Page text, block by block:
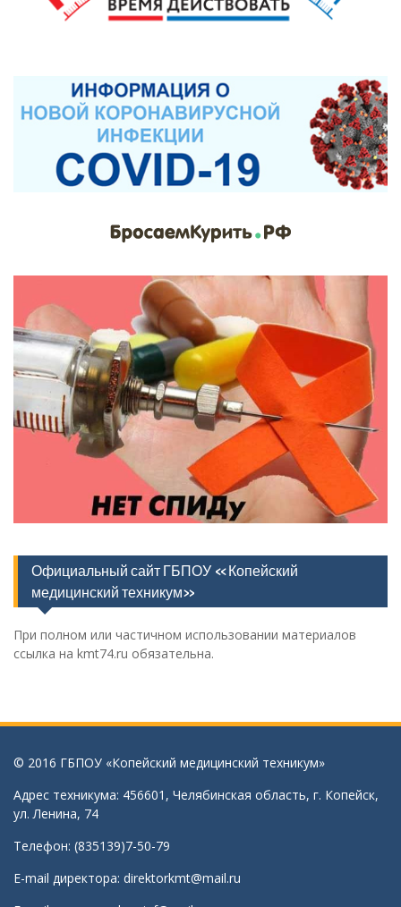
Официальный сайт ГБПОУ «Копейский
медицинский техникум»
При полном или частичном использовании материалов
ссылка на kmt74.ru обязательна.
© 2016 ГБПОУ «Копейский медицинский техникум»
Адрес техникума: 456601, Челябинская область, г. Копейск,
ул. Ленина, 74
Телефон: (835139)7-50-79
E-mail директора: direktorkmt@mail.ru